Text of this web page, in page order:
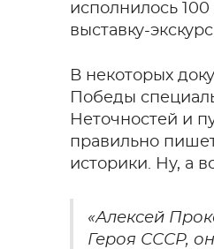
исполнилось
выставку-
В некоторых
Победы
Неточностей и
правильно
историки. Ну, а
«Алексей
Героя СССР,